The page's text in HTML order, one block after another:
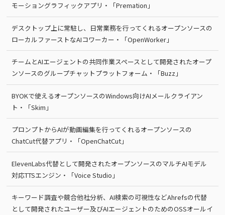
モーショングラフィックアプリ・「Premation」
デスクトップ上に常駐し、日常業務を行ってくれるオープンソースの
ローカルファーストなAIコワーカー・「OpenWorker」
チームとAIエージェントの共同作業スペースとして開発されたオープ
ンソースのグループチャットプラットフォーム・「Buzz」
BYOKで使えるオープンソースのWindows向けAIメールクライアン
ト・「Skim」
プロンプトからAIが動画編集を行ってくれるオープンソースの
ChatCut代替アプリ・「OpenChatCut」
ElevenLabs代替として開発されたオープンソースのマルチAIモデル
対応TTSエンジン・「Voice Studio」
キーワード調査や競合他社分析、AI検索の可視性などAhrefsの代替
として開発されたユーザー及びAIエージェントのためのOSSオールイ